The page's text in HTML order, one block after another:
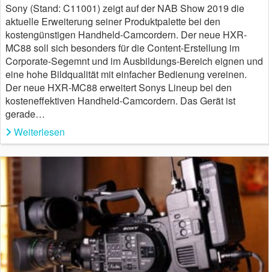
Sony (Stand: C11001) zeigt auf der NAB Show 2019 die
aktuelle Erweiterung seiner Produktpalette bei den
kostengünstigen Handheld-Camcordern. Der neue HXR-
MC88 soll sich besonders für die Content-Erstellung im
Corporate-Segemnt und im Ausbildungs-Bereich eignen und
eine hohe Bildqualität mit einfacher Bedienung vereinen.
Der neue HXR-MC88 erweitert Sonys Lineup bei den
kosteneffektiven Handheld-Camcordern. Das Gerät ist
gerade…
Weiterlesen